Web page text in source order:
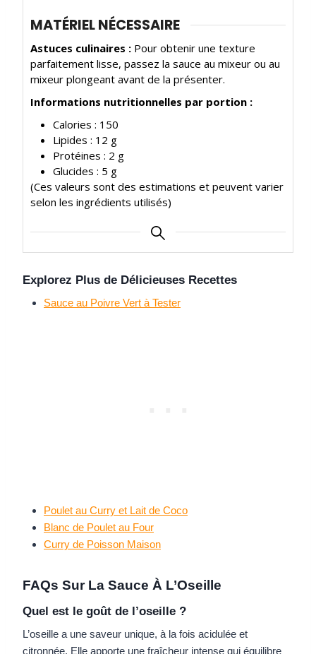
MATÉRIEL NÉCESSAIRE
Astuces culinaires : Pour obtenir une texture
parfaitement lisse, passez la sauce au mixeur ou au
mixeur plongeant avant de la présenter.
Informations nutritionnelles par portion :
Calories : 150
Lipides : 12 g
Protéines : 2 g
Glucides : 5 g
(Ces valeurs sont des estimations et peuvent varier
selon les ingrédients utilisés)
Explorez Plus de Délicieuses Recettes
Sauce au Poivre Vert à Tester
Poulet au Curry et Lait de Coco
Blanc de Poulet au Four
Curry de Poisson Maison
FAQs Sur La Sauce À L’Oseille
Quel est le goût de l’oseille ?
L’oseille a une saveur unique, à la fois acidulée et
citronnée. Elle apporte une fraîcheur intense qui équilibre